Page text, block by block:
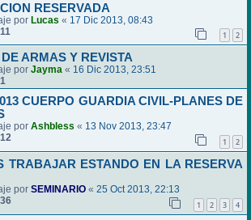
RESERVADA
por Lucas « 17 Dic 2013, 08:43
11 1 2
DE ARMAS Y REVISTA
por Jayma « 16 Dic 2013, 23:51
1
CUERPO GUARDIA CIVIL-PLANES DE
por Ashbless « 13 Nov 2013, 23:47
12 1 2
TRABAJAR ESTANDO EN LA RESERVA
por SEMINARIO « 25 Oct 2013, 22:13
36 1 2 3 4